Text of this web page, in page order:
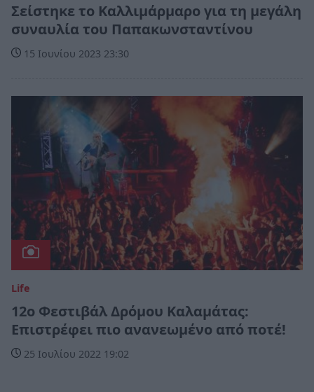
Σείστηκε το Καλλιμάρμαρο για τη μεγάλη
συναυλία του Παπακωνσταντίνου
15 Ιουνίου 2023 23:30
Life
12ο Φεστιβάλ Δρόμου Καλαμάτας:
Επιστρέφει πιο ανανεωμένο από ποτέ!
25 Ιουλίου 2022 19:02